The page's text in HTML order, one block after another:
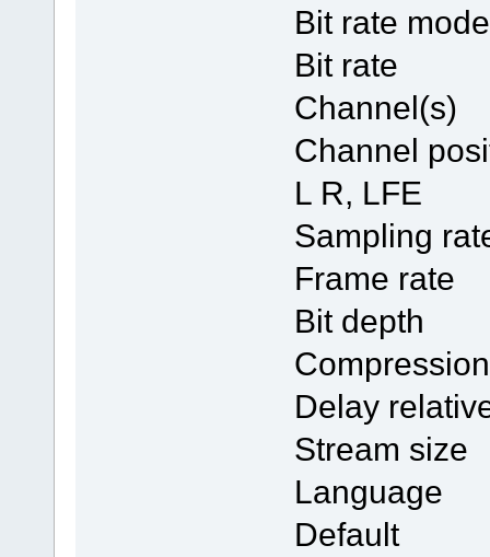
Bit rate
Bit rate
Channel
L R, LFE
Sampling
Frame
Bit
Delay
Stream